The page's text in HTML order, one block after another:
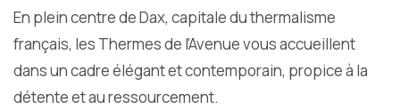
En plein centre de Dax, capitale du thermalisme
français, les Thermes de l’Avenue vous accueillent
dans un cadre élégant et contemporain, propice à la
détente et au ressourcement.